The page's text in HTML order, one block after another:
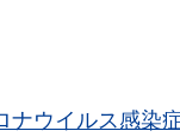
ナウイルス感染